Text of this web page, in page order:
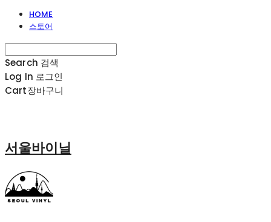
HOME
스토어
Search 검색
Log In 로그인
Cart장바구니
서울바이닐